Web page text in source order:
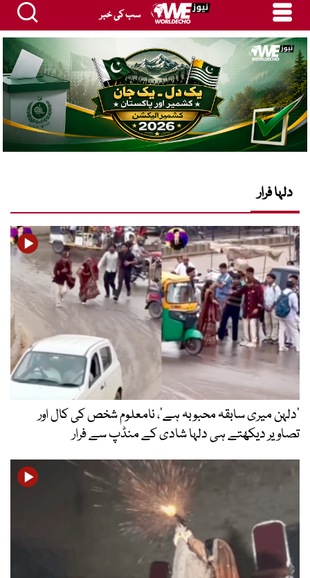
سب کی خبر
دلہا فرار
’دلہن میری سابقہ محبوبہ ہے‘، نامعلوم شخص کی کال اور
تصاویر دیکھتے ہی دلہا شادی کے منڈپ سے فرار